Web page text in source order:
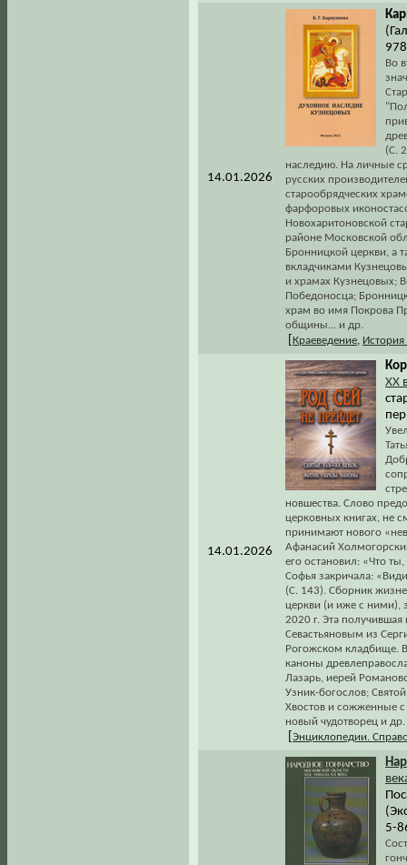
14.01.2026
Во
(С.
наследию. На личные
русских
старообрядческих
фарфоровых
Новохаритоновской
районе Московской
Бронницкой церкви, а
вкладчиками
и храмах Кузнецовых;
Победоносца;
храм во имя Покрова
общины... и др.
Краеведение История
14.01.2026
ХХ
новшества. Слово
церковных книгах, не
принимают нового
Афанасий
его остановил: «Что
Софья закричала:
(С. 143). Сборник
церкви (и иже с ними),
2020 г. Эта
Севастьяновым из
Рогожском кладбище.
каноны
Лазарь, иерей
Узник-богослов;
Хвостов и сожженные
новый чудотворец и др.
Энциклопедии.
5-